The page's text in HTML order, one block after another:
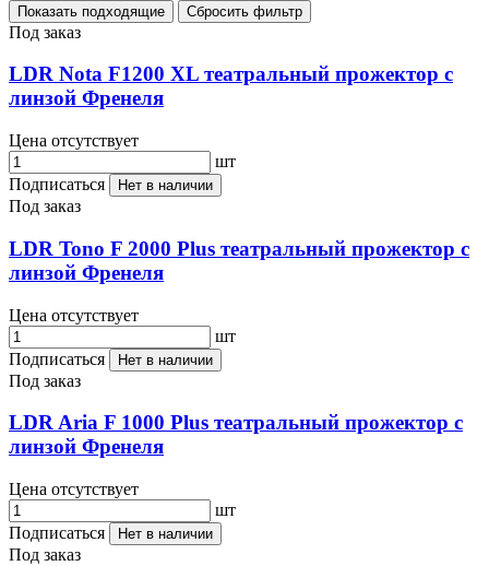
Под заказ
LDR Nota F1200 XL театральный прожектор с
линзой Френеля
Цена отсутствует
шт
Подписаться
Нет в наличии
Под заказ
LDR Tono F 2000 Plus театральный прожектор с
линзой Френеля
Цена отсутствует
шт
Подписаться
Нет в наличии
Под заказ
LDR Aria F 1000 Plus театральный прожектор с
линзой Френеля
Цена отсутствует
шт
Подписаться
Нет в наличии
Под заказ